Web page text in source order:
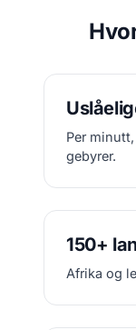
Per
gebyrer.
150+
Afrika og